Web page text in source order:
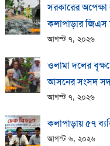
সরকারের অপেক্ষা
কলাপাড়ার জিএস
আগস্ট ৭, ২০২৬
ওলামা দলের
আসনের সংসদ
আগস্ট ৭, ২০২৬
কলাপাড়ায় ​৫৭
আগস্ট ৬, ২০২৬